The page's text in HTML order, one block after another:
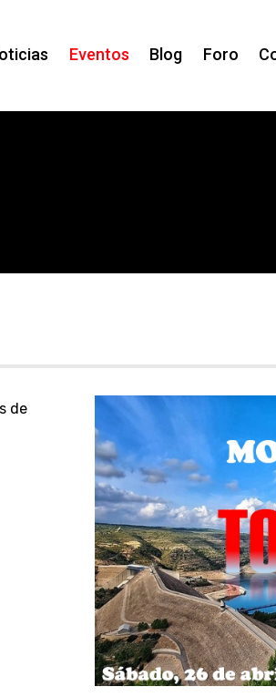
Eventos Blog Foro
de